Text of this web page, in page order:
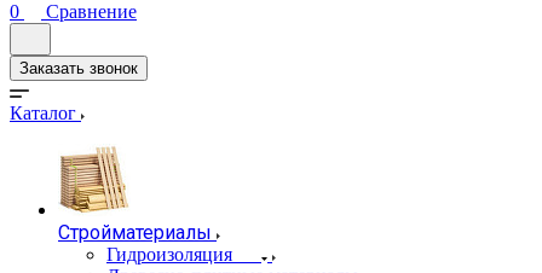
0 Сравнение
Заказать звонок
Каталог
Стройматериалы
Гидроизоляция